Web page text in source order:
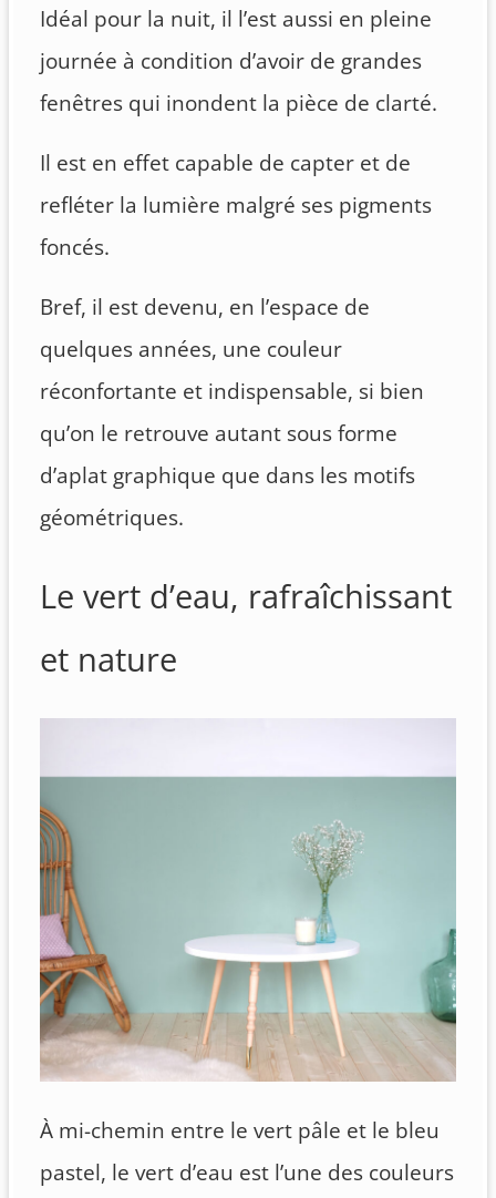
Idéal pour la nuit, il l’est aussi en pleine
journée à condition d’avoir de grandes
fenêtres qui inondent la pièce de clarté.
Il est en effet capable de capter et de
refléter la lumière malgré ses pigments
foncés.
Bref, il est devenu, en l’espace de
quelques années, une couleur
réconfortante et indispensable, si bien
qu’on le retrouve autant sous forme
d’aplat graphique que dans les motifs
géométriques.
Le vert d’eau, rafraîchissant
et nature
À mi-chemin entre le vert pâle et le bleu
pastel, le vert d’eau est l’une des couleurs